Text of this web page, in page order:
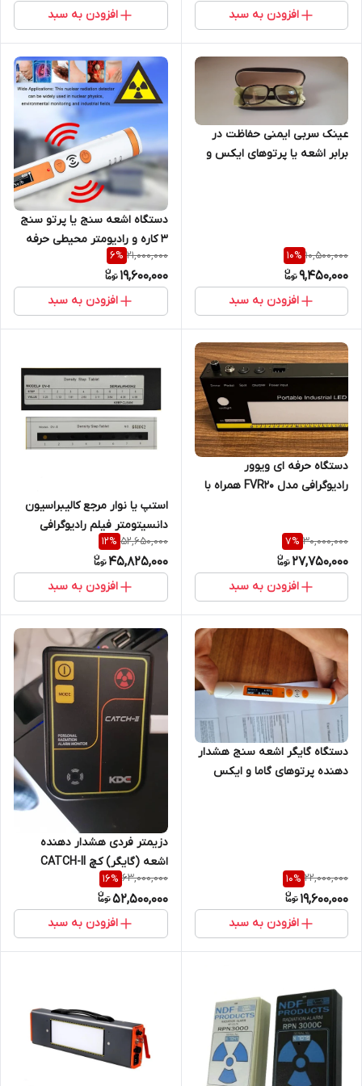
افزودن به سبد افزودن به سبد
عینک سربی ایمنی حفاظت در
برابر اشعه یا پرتوهای ایکس و
10,500,000
10%
9,450,000
افزودن به سبد
دستگاه اشعه سنج یا پرتو سنج
3 کاره و رادیومتر محیطی حرفه
ای و دزیمتر فردی و گایگر هشدار
دهنده پرتو و اشعه هسته ای
21,000,000
6%
19,600,000
افزودن به سبد
دستگاه حرفه ای ویوور
رادیوگرافی مدل FVR20 همراه با
30,000,000
7%
27,750,000
افزودن به سبد
استپ یا نوار مرجع کالیبراسیون
دانسیتومتر فیلم رادیوگرافی
HUATEC
52,650,000
12%
45,825,000
افزودن به سبد
دستگاه گایگر اشعه سنج هشدار
دهنده پرتوهای گاما و ایکس
22,000,000
10%
19,600,000
افزودن به سبد
دزیمتر فردی هشدار دهنده
اشعه (گایگر) کچ CATCH-II
63,000,000
16%
52,500,000
افزودن به سبد